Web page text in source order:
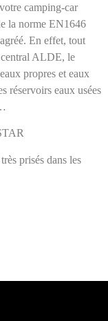
camping-car
la norme EN1646
En effet, tout
ALDE, le
propres et eaux
réservoirs eaux usées
prisés dans les